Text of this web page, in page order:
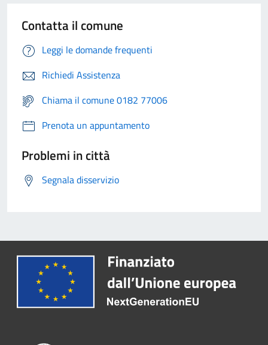
Contatta il comune
Leggi le domande frequenti
Richiedi Assistenza
Chiama il comune 0182 77006
Prenota un appuntamento
Problemi in città
Segnala disservizio